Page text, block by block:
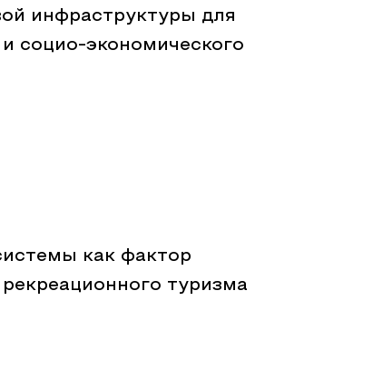
инфраструктуры для
социо-экономического
как фактор
туризма